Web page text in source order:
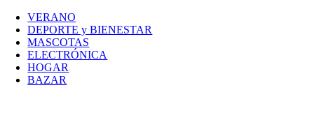
VERANO
DEPORTE y BIENESTAR
MASCOTAS
ELECTRÓNICA
HOGAR
BAZAR